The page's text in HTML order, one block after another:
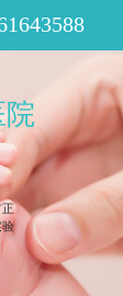
院
正
验